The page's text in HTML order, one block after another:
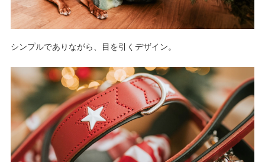
シンプルでありながら、目を引くデザイン。